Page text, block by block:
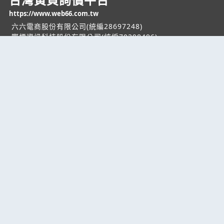
https://www.web66.com.tw
六六電商股份有限公司(統編28697248)
際標資訊科技股份有限公司(統編70398496)